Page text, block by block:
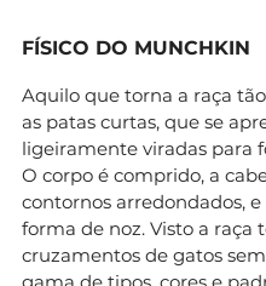
FÍSICO DO MUNCHKIN
Aquilo que torna a raça
as patas curtas, que se
ligeiramente viradas para
O corpo é comprido, a
contornos arredondados,
forma de noz. Visto a raça
cruzamentos de gatos
gama de tipos, cores e